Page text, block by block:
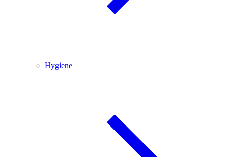
Hygiene